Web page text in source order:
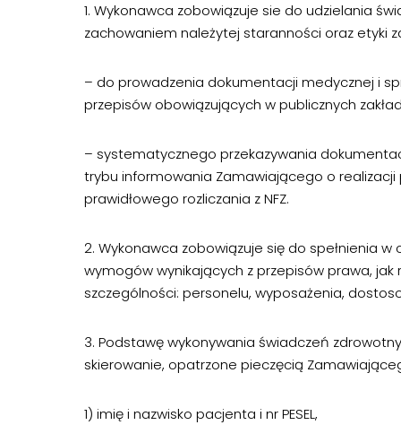
1. Wykonawca zobowiązuje sie do udzielania
zachowaniem należytej staranności oraz etyki
– do prowadzenia dokumentacji medycznej i
przepisów obowiązujących w publicznych
– systematycznego przekazywania
trybu informowania Zamawiającego o
prawidłowego rozliczania z NFZ.
2. Wykonawca zobowiązuje się do spełnienia
wymogów wynikających z przepisów prawa, jak
szczególności: personelu, wyposażenia,
3. Podstawę wykonywania świadczeń
skierowanie, opatrzone pieczęcią
1) imię i nazwisko pacjenta i nr PESEL,